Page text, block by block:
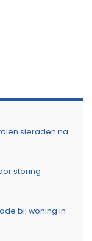
sieraden na
storing
bij woning in